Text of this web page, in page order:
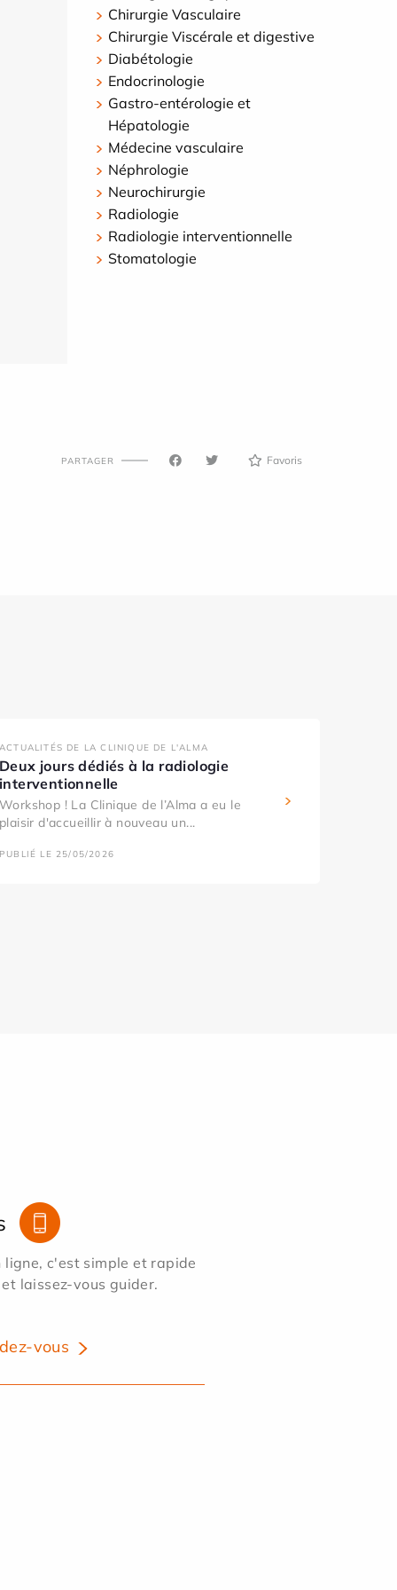
Chirurgie Vasculaire
Chirurgie Viscérale et digestive
Diabétologie
Endocrinologie
Gastro-entérologie et
Hépatologie
Médecine vasculaire
Néphrologie
Neurochirurgie
Radiologie
Radiologie interventionnelle
Stomatologie
PARTAGER Favoris
DE LA CLINIQUE DE L'ALMA
jours dédiés à la radiologie
! La Clinique de l’Alma a eu le
d'accueillir à nouveau un...
LE 25/05/2026
ligne, c'est simple et rapide
laissez-vous guider.
vous